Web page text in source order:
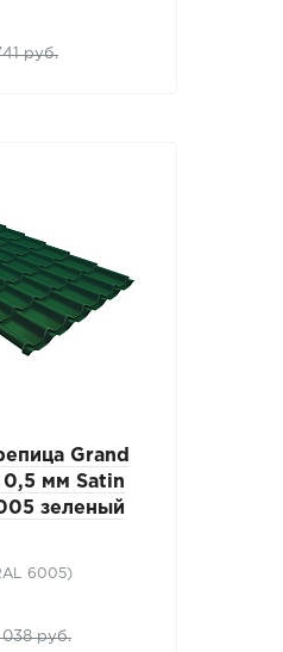
руб.
Grand
0,5 мм Satin
зеленый
6005)
038 руб.